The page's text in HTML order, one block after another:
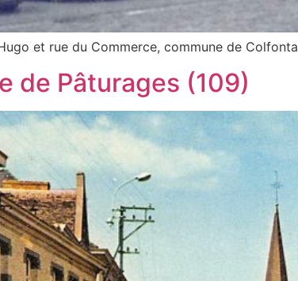
et rue du Commerce, commune de
de Pâturages (109)